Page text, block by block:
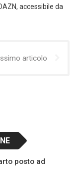
accessibile da
articolo
posto ad